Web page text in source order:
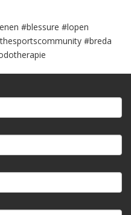
#blessure #lopen
#breda